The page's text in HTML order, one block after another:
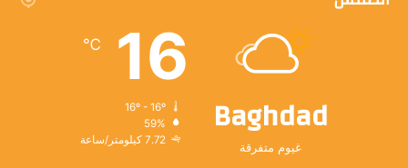
Baghdad
غيوم متفرقة
16
℃
59%
7.72 كيلومتر/ساعة